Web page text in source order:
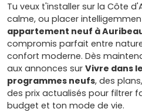
Tu veux t'installer sur la Côte
calme, ou placer
appartement neuf à
compromis parfait entre
confort moderne. Dès
aux annonces sur Vivre dans
programmes neufs, des
des prix actualisés pour filtrer
budget et ton mode de vie.